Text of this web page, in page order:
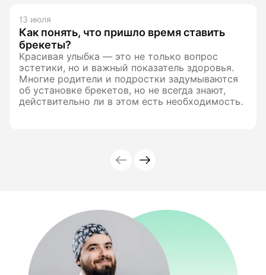
13 июля
Как понять, что пришло время ставить
брекеты?
Красивая улыбка — это не только вопрос
эстетики, но и важный показатель здоровья.
Многие родители и подростки задумываются
об установке брекетов, но не всегда знают,
действительно ли в этом есть необходимость.